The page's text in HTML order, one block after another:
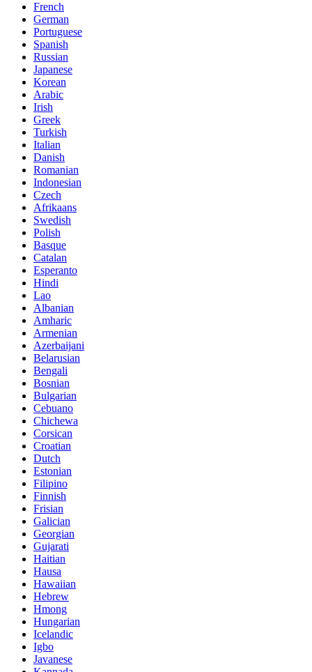
French
German
Portuguese
Spanish
Russian
Japanese
Korean
Arabic
Irish
Greek
Turkish
Italian
Danish
Romanian
Indonesian
Czech
Afrikaans
Swedish
Polish
Basque
Catalan
Esperanto
Hindi
Lao
Albanian
Amharic
Armenian
Azerbaijani
Belarusian
Bengali
Bosnian
Bulgarian
Cebuano
Chichewa
Corsican
Croatian
Dutch
Estonian
Filipino
Finnish
Frisian
Galician
Georgian
Gujarati
Haitian
Hausa
Hawaiian
Hebrew
Hmong
Hungarian
Icelandic
Igbo
Javanese